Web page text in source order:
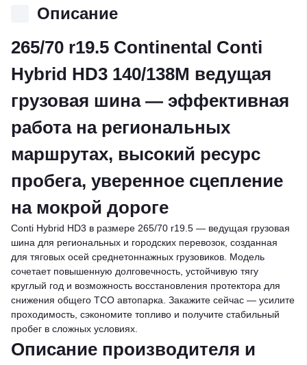
Описание
265/70 r19.5 Continental Conti
Hybrid HD3 140/138M ведущая
грузовая шина — эффективная
работа на региональных
маршрутах, высокий ресурс
пробега, уверенное сцепление
на мокрой дороге
Conti Hybrid HD3 в размере 265/70 r19.5 — ведущая грузовая
шина для региональных и городских перевозок, созданная
для тяговых осей среднетоннажных грузовиков. Модель
сочетает повышенную долговечность, устойчивую тягу
круглый год и возможность восстановления протектора для
снижения общего TCO автопарка. Закажите сейчас — усилите
проходимость, сэкономите топливо и получите стабильный
пробег в сложных условиях.
Описание производителя и